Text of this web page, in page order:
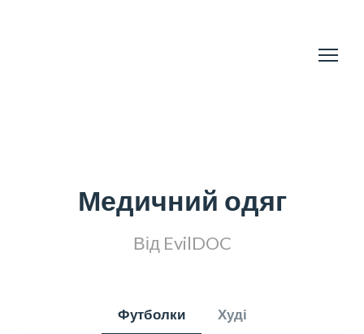
Медичний одяг
Від EvilDOC
Футболки Худі